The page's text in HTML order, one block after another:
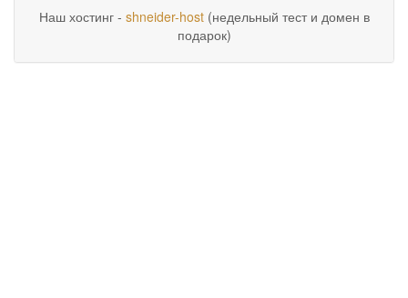
Наш хостинг - shneider-host(недельный тест и домен в
подарок)